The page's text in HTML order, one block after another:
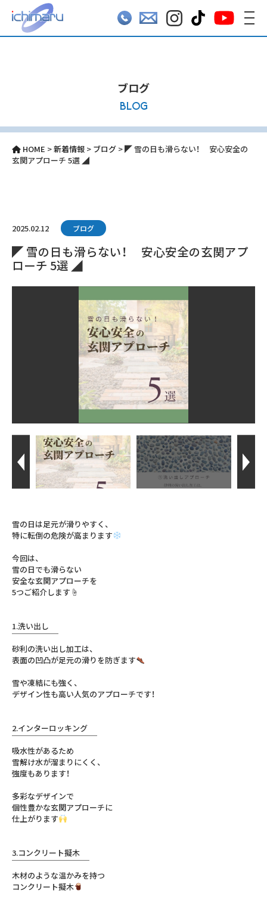
ブログ
BLOG
HOME >新着情報 > ブログ >◤ 雪の日も滑らない！ 安心安全の
玄関アプローチ 5選 ◢⁣
2025.02.12 ブログ
◤ 雪の日も滑らない！ 安心安全の玄関アプ
ローチ 5選 ◢⁣
雪の日は足元が滑りやすく、
特に転倒の危険が高まります
今回は、
雪の日でも滑らない
安全な玄関アプローチを
5つご紹介します☝️
1.洗い出し
￣￣￣￣￣￣
⁣砂利の洗い出し加工は、
表面の凹凸が足元の滑りを防ぎます
雪や凍結にも強く、
デザイン性も高い人気のアプローチです！
2.インターロッキング
￣￣￣￣￣￣￣￣￣￣￣⁣
吸水性があるため
雪解け水が溜まりにくく、
強度もあります！
多彩なデザインで
個性豊かな玄関アプローチに
仕上がります
3.コンクリート擬木
￣￣￣￣⁣￣￣￣￣￣￣⁣
木材のような温かみを持つ
コンクリート擬木